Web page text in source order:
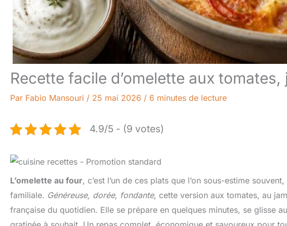
Recette facile d’omelette aux
Par Fabio Mansouri / 25 mai 2026 / 6 minutes de lecture
4.9/5 - (9 votes)
L’omelette au four, c’est l’un de ces plats que l’on sous-estime
familiale. Généreuse, dorée, fondante, cette version aux tomates, au
française du quotidien. Elle se prépare en quelques minutes, se glisse